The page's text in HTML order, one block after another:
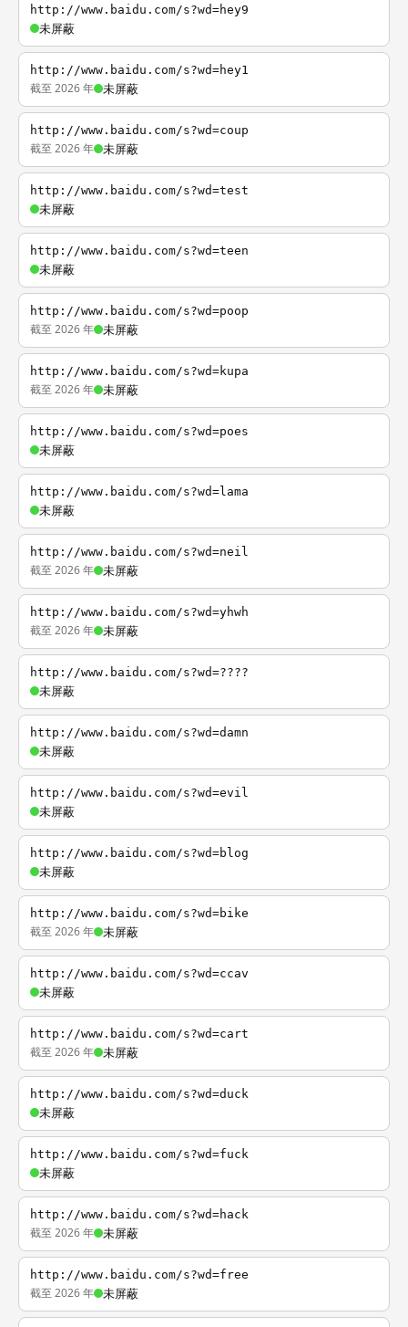
http://www.baidu.com/s?wd=hey9
未屏蔽
http://www.baidu.com/s?wd=hey1
截至 2026 年 未屏蔽
http://www.baidu.com/s?wd=coup
截至 2026 年 未屏蔽
http://www.baidu.com/s?wd=test
未屏蔽
http://www.baidu.com/s?wd=teen
未屏蔽
http://www.baidu.com/s?wd=poop
截至 2026 年 未屏蔽
http://www.baidu.com/s?wd=kupa
截至 2026 年 未屏蔽
http://www.baidu.com/s?wd=poes
未屏蔽
http://www.baidu.com/s?wd=lama
未屏蔽
http://www.baidu.com/s?wd=neil
截至 2026 年 未屏蔽
http://www.baidu.com/s?wd=yhwh
截至 2026 年 未屏蔽
http://www.baidu.com/s?wd=????
未屏蔽
http://www.baidu.com/s?wd=damn
未屏蔽
http://www.baidu.com/s?wd=evil
未屏蔽
http://www.baidu.com/s?wd=blog
未屏蔽
http://www.baidu.com/s?wd=bike
截至 2026 年 未屏蔽
http://www.baidu.com/s?wd=ccav
未屏蔽
http://www.baidu.com/s?wd=cart
截至 2026 年 未屏蔽
http://www.baidu.com/s?wd=duck
未屏蔽
http://www.baidu.com/s?wd=fuck
未屏蔽
http://www.baidu.com/s?wd=hack
截至 2026 年 未屏蔽
http://www.baidu.com/s?wd=free
截至 2026 年 未屏蔽